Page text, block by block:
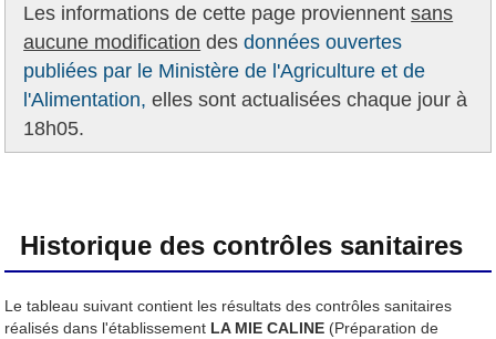
Les informations de cette page proviennentsans
aucune modification desdonnées ouvertes
publiées par le Ministère de l'Agriculture et de
l'Alimentation, elles sont actualisées chaque jour à
18h05.
Historique des contrôles sanitaires
Le tableau suivant contient les résultats des contrôles sanitaires
réalisés dans l'établissement LA MIE CALINE (Préparation de